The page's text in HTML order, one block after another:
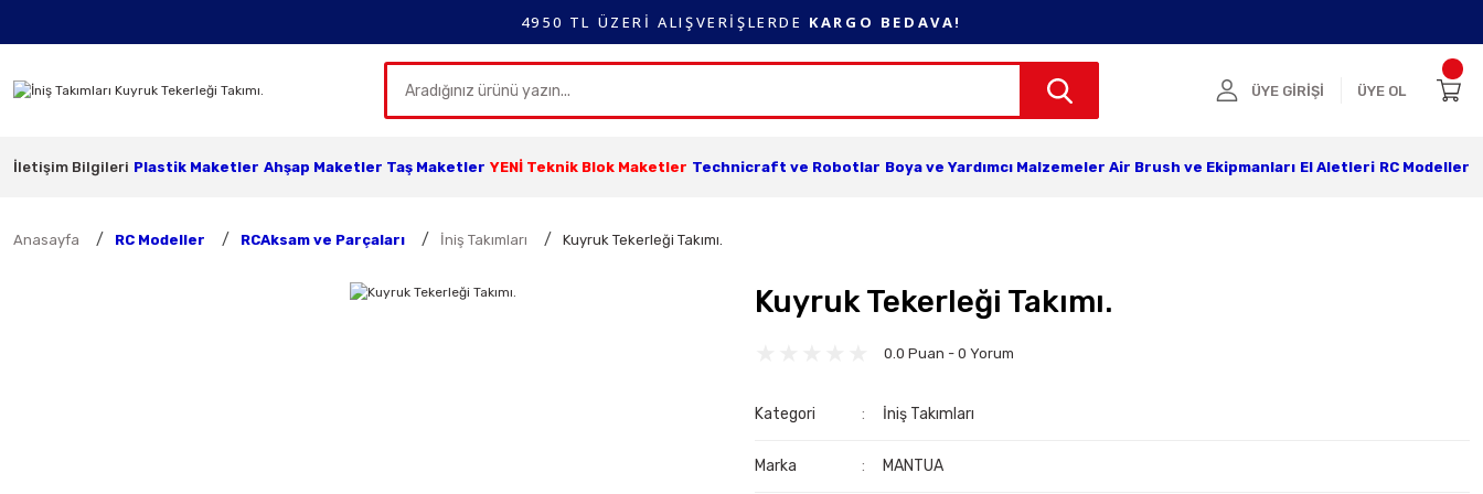
4950 TL ÜZERİ ALIŞVERİŞLERDE KARGO BEDAVA!
ÜYE GİRİŞİ ÜYE OL
İletişim Bilgileri Plastik Maketler Ahşap Maketler Taş Maketler YENİ Teknik Blok Maketler Technicraft ve Robotlar Boya ve Yardımcı Malzemeler Air Brush ve Ekipmanları El Aletleri RC Modeller
Anasayfa RC Modeller RCAksam ve Parçaları İniş Takımları Kuyruk Tekerleği Takımı.
Kuyruk Tekerleği Takımı.
0.0 Puan - 0 Yorum
Kategori İniş Takımları
Marka MANTUA